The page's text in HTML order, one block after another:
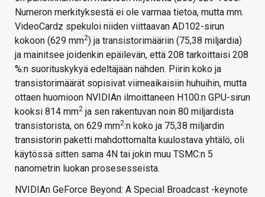
Numeron merkityksestä ei ole varmaa tietoa, mutta mm.
VideoCardz spekuloi niiden viittaavan AD102-sirun
kokoon (629 mm2) ja transistorimääriin (75,38 miljardia)
ja mainitsee joidenkin epäilevän, että 208 tarkoittaisi 208
%:n suorituskykyä edeltäjään nähden. Piirin koko ja
transistorimäärät sopisivat viimeaikaisiin huhuihin, mutta
ottaen huomioon NVIDIAn ilmoittaneen H100:n GPU-sirun
kooksi 814 mm2 ja sen rakentuvan noin 80 miljardista
transistorista, on 629 mm2:n koko ja 75,38 miljardin
transistorin paketti mahdottomalta kuulostava yhtälö, oli
käytössä sitten sama 4N tai jokin muu TSMC:n 5
nanometrin luokan prosesesseista.
NVIDIAn GeForce Beyond: A Special Broadcast -keynote